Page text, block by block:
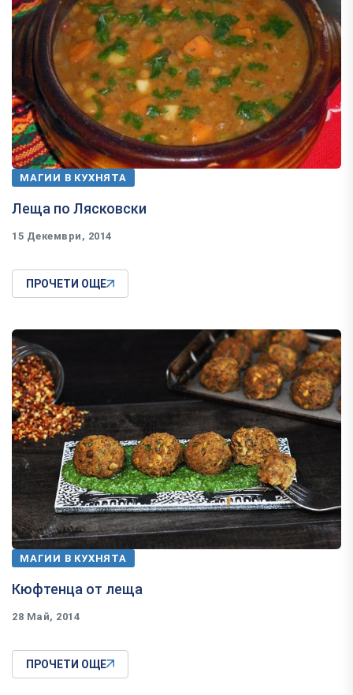
МАГИИ В КУХНЯТА
Леща по Лясковски
15 Декември, 2014
ПРОЧЕТИ ОЩЕ
МАГИИ В КУХНЯТА
Кюфтенца от леща
28 Май, 2014
ПРОЧЕТИ ОЩЕ